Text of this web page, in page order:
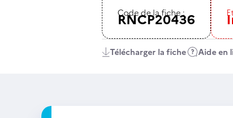
Code de la fiche :
RNCP20436
Télécharger la fiche Aide en